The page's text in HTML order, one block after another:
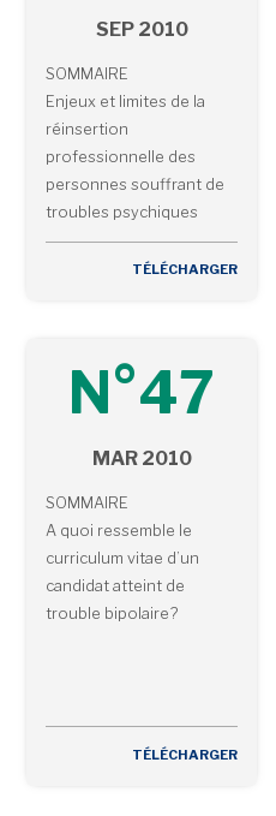
SEP 2010
SOMMAIRE
Enjeux et limites de la
réinsertion
professionnelle des
personnes souffrant de
troubles psychiques
TÉLÉCHARGER
N°47
MAR 2010
SOMMAIRE
A quoi ressemble le
curriculum vitae d’un
candidat atteint de
trouble bipolaire?
TÉLÉCHARGER